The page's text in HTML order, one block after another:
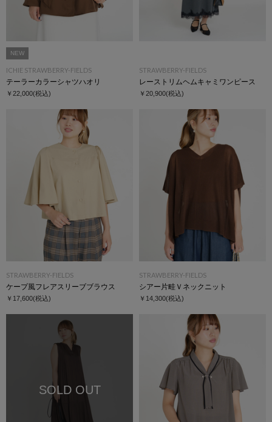
NEW
ICHIE STRAWBERRY-FIELDS
テーラーカラーシャツハオリ
￥22,000(税込)
STRAWBERRY-FIELDS
レーストリムヘムキャミワンピース
￥20,900(税込)
STRAWBERRY-FIELDS
ケープ風フレアスリーブブラウス
￥17,600(税込)
STRAWBERRY-FIELDS
シアー片畦Ｖネックニット
￥14,300(税込)
SOLD OUT